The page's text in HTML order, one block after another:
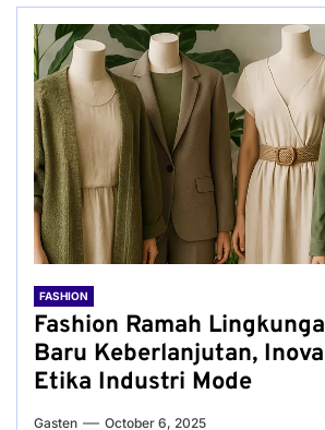
FASHION
Fashion Ramah
Baru Keberlanjutan,
Etika Industri Mode
Gasten October 6, 2025